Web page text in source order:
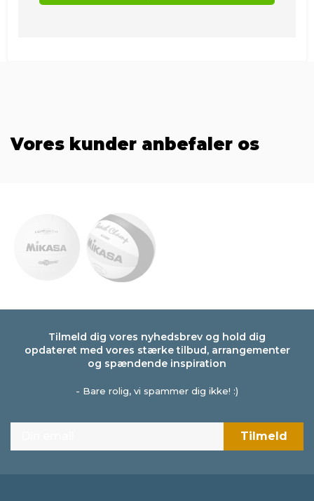
Vores kunder anbefaler os
Tilmeld dig vores nyhedsbrev og hold dig
opdateret med vores stærke tilbud, arrangementer
og spændende inspiration
- Bare rolig, vi spammer dig ikke! :)